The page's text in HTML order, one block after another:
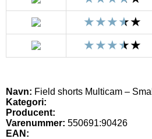
Navn: Field shorts Multicam – Small
Kategori:
Producent:
Varenummer: 550691:90426
EAN: